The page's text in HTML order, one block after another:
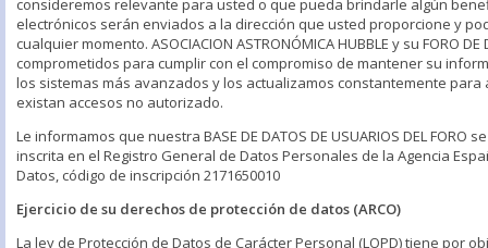
consideremos relevante para usted o que pueda brindarle algún
electrónicos serán enviados a la dirección que usted proporcione y
cualquier momento. ASOCIACION ASTRONÓMICA HUBBLE y su FORO
comprometidos para cumplir con el compromiso de mantener su
los sistemas más avanzados y los actualizamos constantemente
existan accesos no autorizado.
Le informamos que nuestra BASE DE DATOS DE USUARIOS DEL FORO
inscrita en el Registro General de Datos Personales de la Agencia
Datos, código de inscripción 2171650010
Ejercicio de su derechos de protección de datos (ARCO)
La ley de Protección de Datos de Carácter Personal (LOPD) tiene por